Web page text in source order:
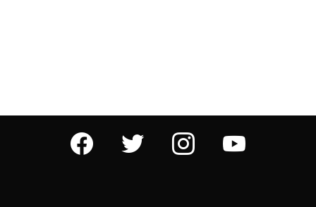
facebook twitter instagram